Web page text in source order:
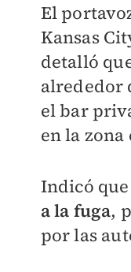
El
Kansas
detalló
alrededor
el bar
en la
Indicó
a la fuga,
por las